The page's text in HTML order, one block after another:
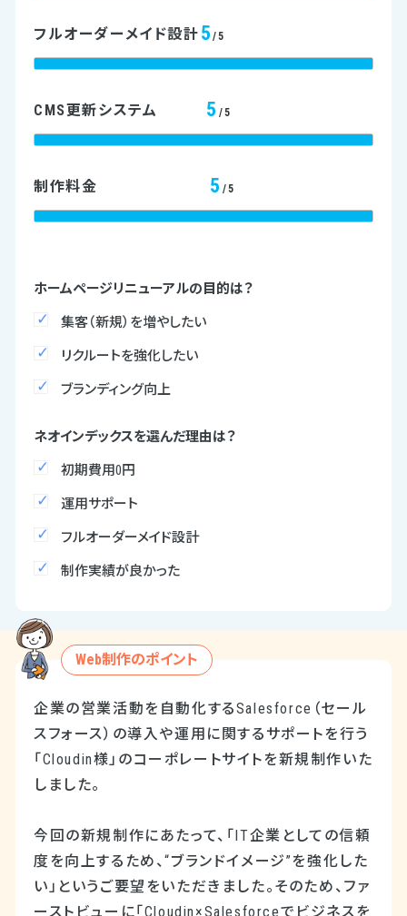
フルオーダーメイド設計 5 /5
CMS更新システム 5 /5
制作料金 5 /5
ホームページリニューアルの目的は？
集客（新規）を増やしたい
リクルートを強化したい
ブランディング向上
ネオインデックスを選んだ理由は？
初期費用0円
運用サポート
フルオーダーメイド設計
制作実績が良かった
Web制作のポイント
企業の営業活動を自動化するSalesforce（セール
スフォース）の導入や運用に関するサポートを行う
「Cloudin様」のコーポレートサイトを新規制作いた
しました。
今回の新規制作にあたって、「IT企業としての信頼
度を向上するため、“ブランドイメージ”を強化した
い」というご要望をいただきました。そのため、ファ
ーストビューに「Cloudin×Salesforceでビジネスを